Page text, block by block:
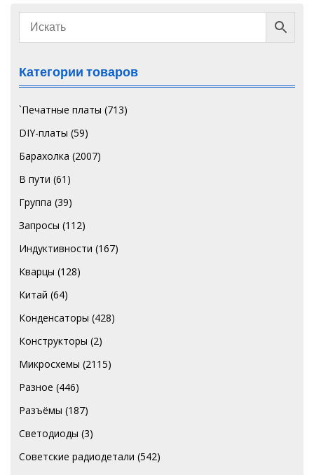
Категории товаров
`Печатные платы (713)
DIY-платы (59)
Барахолка (2007)
В пути (61)
Группа (39)
Запросы (112)
Индуктивности (167)
Кварцы (128)
Китай (64)
Конденсаторы (428)
Конструкторы (2)
Микросхемы (2115)
Разное (446)
Разъёмы (187)
Светодиоды (3)
Советские радиодетали (542)